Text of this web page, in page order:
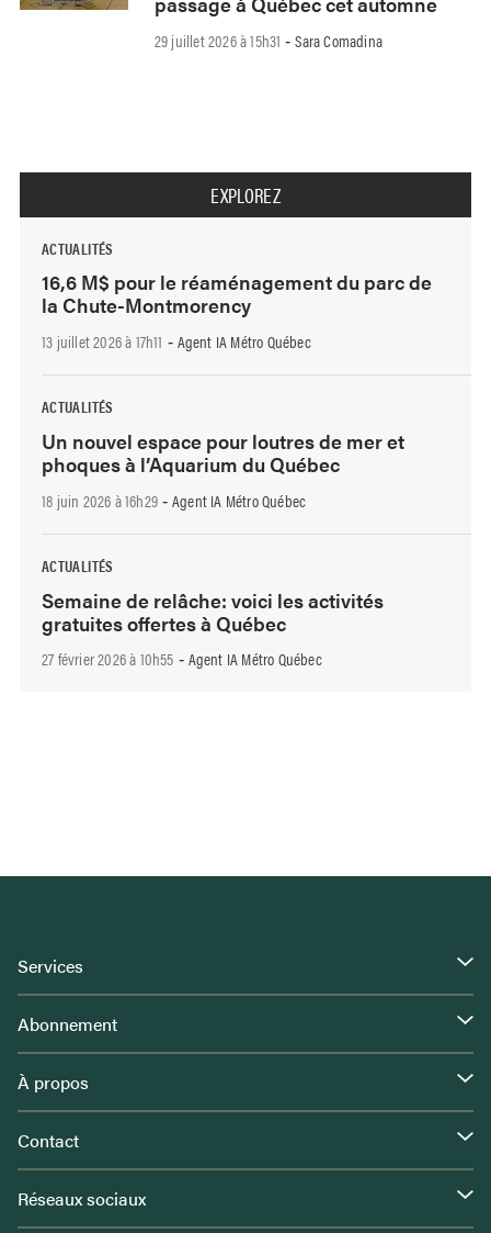
29 juillet 2026 à 15h31 -Sara Comadina
EXPLOREZ
ACTUALITÉS
16,6 M$ pour le réaménagement du parc de
la Chute-Montmorency
13 juillet 2026 à 17h11 - Agent IA Métro Québec
ACTUALITÉS
Un nouvel espace pour loutres de mer et
phoques à l’Aquarium du Québec
18 juin 2026 à 16h29 - Agent IA Métro Québec
ACTUALITÉS
Semaine de relâche: voici les activités
gratuites offertes à Québec
27 février 2026 à 10h55 - Agent IA Métro Québec
Services
Abonnement
À propos
Contact
Réseaux sociaux